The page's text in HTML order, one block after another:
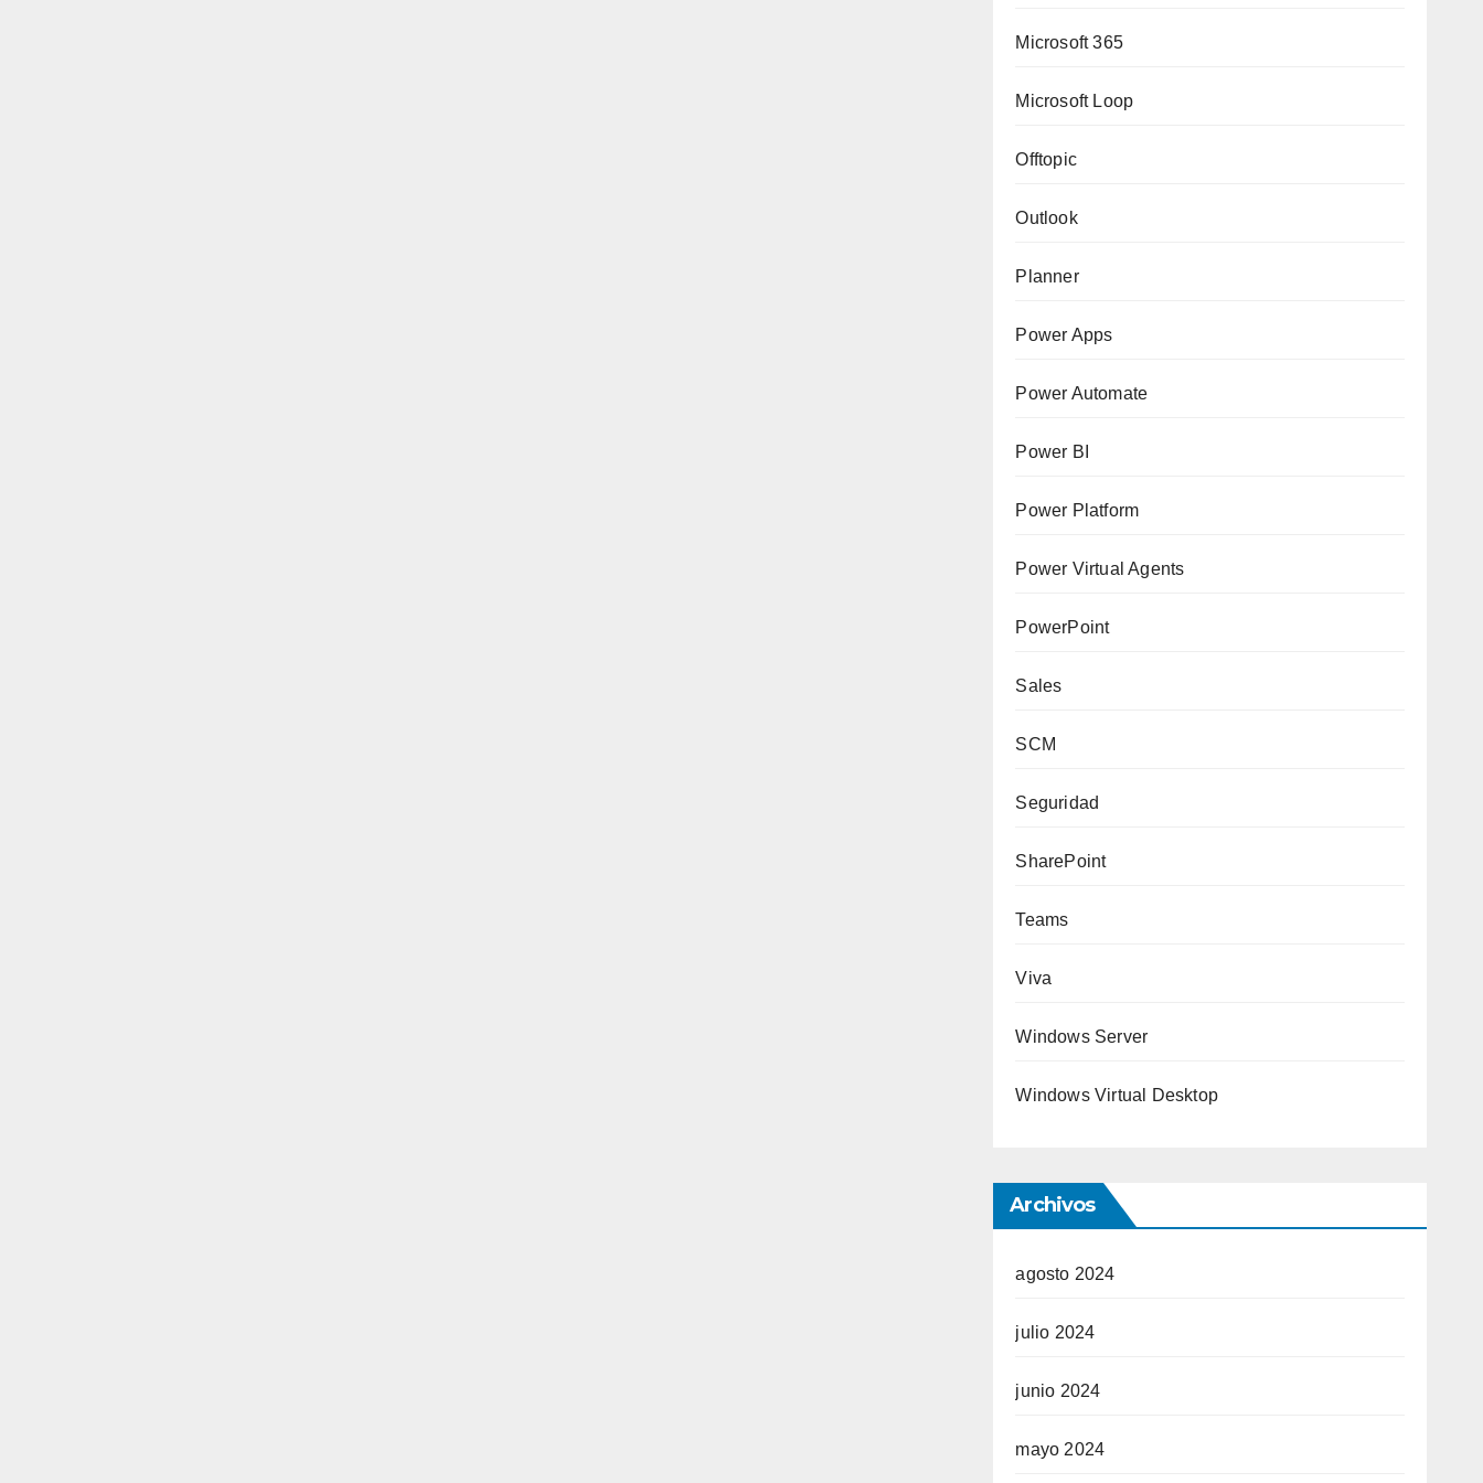
Microsoft 365
Microsoft Loop
Offtopic
Outlook
Planner
Power Apps
Power Automate
Power BI
Power Platform
Power Virtual Agents
PowerPoint
Sales
SCM
Seguridad
SharePoint
Teams
Viva
Windows Server
Windows Virtual Desktop
Archivos
agosto 2024
julio 2024
junio 2024
mayo 2024